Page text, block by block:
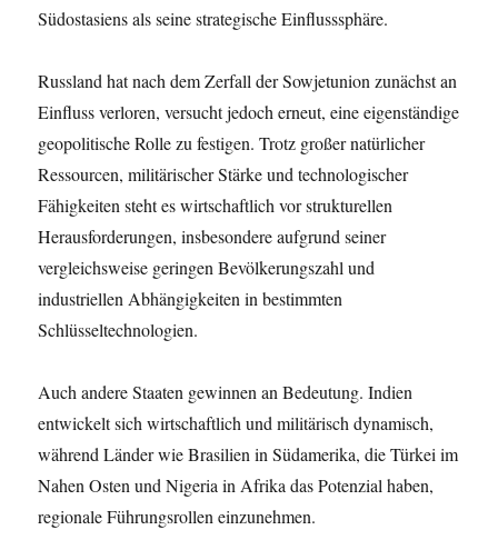
Südostasiens als seine strategische Einflusssphäre.
Russland hat nach dem Zerfall der Sowjetunion zunächst an
Einfluss verloren, versucht jedoch erneut, eine eigenständige
geopolitische Rolle zu festigen. Trotz großer natürlicher
Ressourcen, militärischer Stärke und technologischer
Fähigkeiten steht es wirtschaftlich vor strukturellen
Herausforderungen, insbesondere aufgrund seiner
vergleichsweise geringen Bevölkerungszahl und
industriellen Abhängigkeiten in bestimmten
Schlüsseltechnologien.
Auch andere Staaten gewinnen an Bedeutung. Indien
entwickelt sich wirtschaftlich und militärisch dynamisch,
während Länder wie Brasilien in Südamerika, die Türkei im
Nahen Osten und Nigeria in Afrika das Potenzial haben,
regionale Führungsrollen einzunehmen.